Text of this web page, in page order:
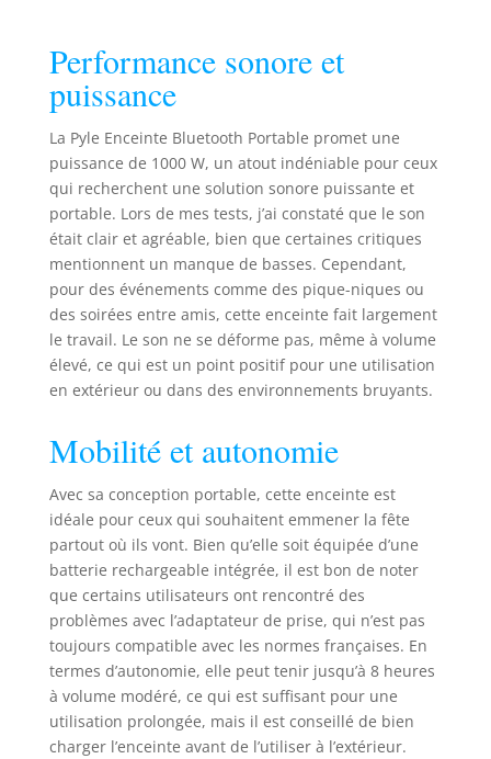
Voyants
Lumineux
d'aigus de 3” pour
une reproduction
parfaite pour une
fête sur la terrasse,
le contrôle de la
foule. DIFFUSION
AUDIO SANS FIL :
Ce Enceinte
Karaoke
intérieur/extérieur
est doté d'un
Bluetooth intégré
avec une portée
sans fil allant
+, vous permettant
de diffuser votre
chanson préférée
depuis tous vos
appareils favoris
tels que l'iPhone, le
téléphone mobile
Android, l'iPad, la
tablette, etc.
CONFIGURATION
ET
ENREGISTREMENT
AUDIO : Cet
ensemble Haut
Performance sonore et
puissance
La Pyle Enceinte Bluetooth Portable promet une
puissance de 1000 W, un atout indéniable pour ceux
qui recherchent une solution sonore puissante et
portable. Lors de mes tests, j’ai constaté que le son
était clair et agréable, bien que certaines critiques
mentionnent un manque de basses. Cependant,
pour des événements comme des pique-niques ou
des soirées entre amis, cette enceinte fait largement
le travail. Le son ne se déforme pas, même à volume
élevé, ce qui est un point positif pour une utilisation
en extérieur ou dans des environnements bruyants.
Mobilité et autonomie
Avec sa conception portable, cette enceinte est
idéale pour ceux qui souhaitent emmener la fête
partout où ils vont. Bien qu’elle soit équipée d’une
batterie rechargeable intégrée, il est bon de noter
que certains utilisateurs ont rencontré des
problèmes avec l’adaptateur de prise, qui n’est pas
toujours compatible avec les normes françaises. En
termes d’autonomie, elle peut tenir jusqu’à 8 heures
à volume modéré, ce qui est suffisant pour une
utilisation prolongée, mais il est conseillé de bien
charger l’enceinte avant de l’utiliser à l’extérieur.